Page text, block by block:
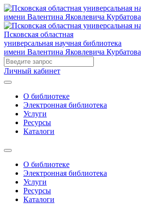
Псковская областная
универсальная научная библиотека
имени Валентина Яковлевича Курбатова
Личный кабинет
О библиотеке
Электронная библиотека
Услуги
Ресурсы
Каталоги
О библиотеке
Электронная библиотека
Услуги
Ресурсы
Каталоги